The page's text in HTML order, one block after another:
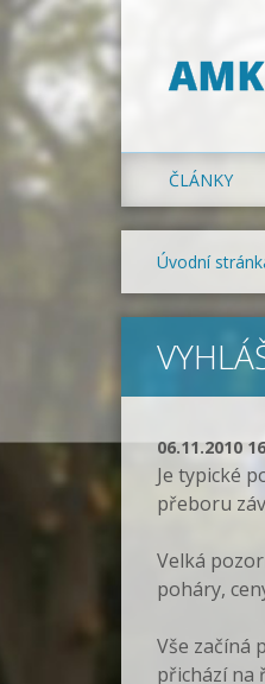
ČLÁNKY
Úvodní
06.11.2010
Je typické
přeboru
Velká
poháry,
Vše začíná
přichází na